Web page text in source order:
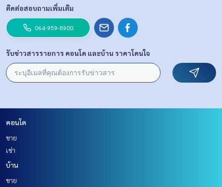
ติดต่อสอบถามเพิ่มเติม
064-959-8900
รับข่าวสารรายการ คอนโด และบ้าน ราคาโดนใจ
คอนโด
ขาย
เช่า
บ้าน
ขาย